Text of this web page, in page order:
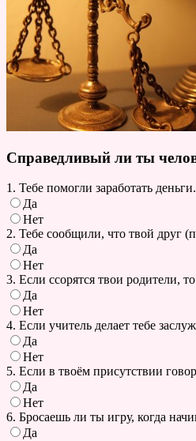
Справедливый ли ты
1. Тебе помогли заработать
Да
Нет
2. Тебе сообщили, что твой друг
Да
Нет
3. Если ссорятся твои родители,
Да
Нет
4. Если учитель делает тебе
Да
Нет
5. Если в твоём присутствии
Да
Нет
6. Бросаешь ли ты игру, когда
Да